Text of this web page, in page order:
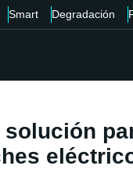
Smart Degradación